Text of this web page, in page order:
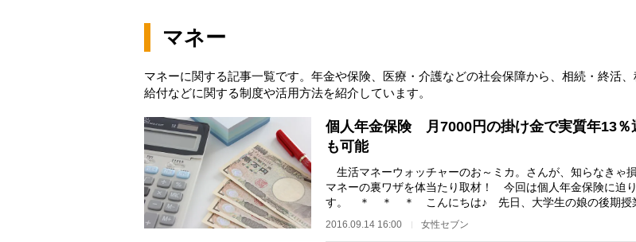
マネー
マネーに関する記事一覧です。年金や保険、医療・介護などの社会保障から、相続・終活、
給付などに関する制度や活用方法を紹介しています。
個人年金保険 月7000円の掛け金で実質年13％
も可能
生活マネーウォッチャーのお～ミカ。さんが、知らなきゃ
マネーの裏ワザを体当たり取材！ 今回は個人年金保険に迫
す。 ＊ ＊ ＊ こんにちは♪ 先日、大学生の娘の後期授
約50万円を振り込んで…
2016.09.14 16:00 女性セブン